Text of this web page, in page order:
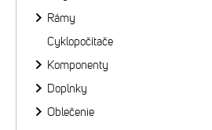
Rámy
Cyklopočítače
Komponenty
Doplnky
Oblečenie